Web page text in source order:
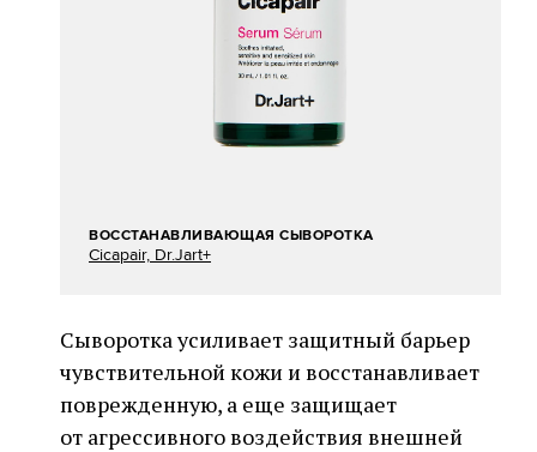
ВОССТАНАВЛИВАЮЩАЯ СЫВОРОТКА
Cicapair, Dr.Jart+
Сыворотка усиливает защитный барьер
чувствительной кожи и восстанавливает
поврежденную, а еще защищает
от агрессивного воздействия внешней